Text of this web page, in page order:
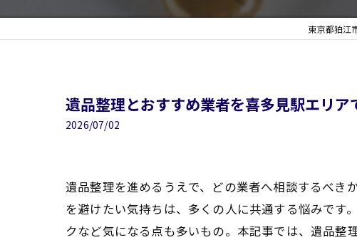
東京都狛江
遺品整理とおすすめ業者を喜多見駅エリ
2026/07/02
遺品整理を進めるうえで、どの業者へ相談するべき
を避けたい気持ちは、多くの人に共通する悩みです
クなど気になる点も多いもの。本記事では、遺品